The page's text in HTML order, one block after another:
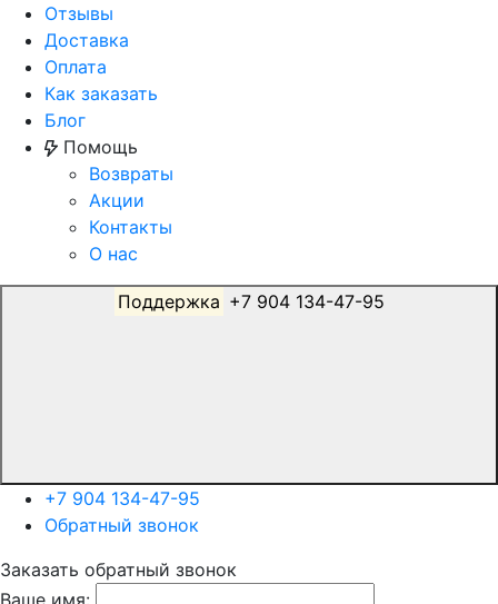
Отзывы
Доставка
Оплата
Как заказать
Блог
Помощь
Возвраты
Акции
Контакты
О нас
Поддержка
+7 904 134-47-95
Обратный звонок
Заказать обратный звонок
Ваше имя: